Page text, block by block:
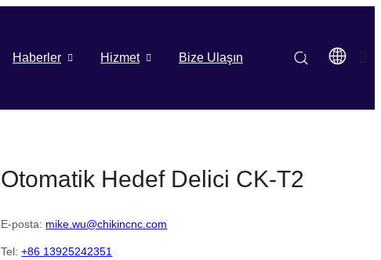
Haberler Hizmet Bize Ulaşın
Otomatik Hedef Delici CK-T2
E-posta: mike.wu@chikincnc.com
Tel:+86 13925242351